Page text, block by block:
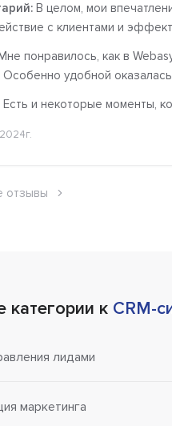
В целом, мои
с клиентами и
понравилось, как в
Особенно удобной
Есть и некоторые моменты,
отзывы
к CRM-
лидами
маркетинга